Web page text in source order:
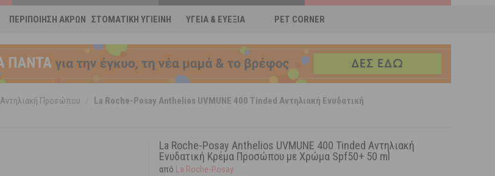
ΠΕΡΙΠΟΊΗΣΗ ΆΚΡΩΝ ΣΤΟΜΑΤΙΚΉ ΥΓΙΕΙΝΉ ΥΓΕΊΑ & ΕΥΕΞΊΑ PET CORNER
Αντηλιακή Προσώπου
La Roche-Posay Anthelios UVMUNE 400 Tinded Αντηλιακή Ενυδατική
La Roche-Posay Anthelios UVMUNE 400 Tinded Αντηλιακή
Ενυδατική Κρέμα Προσώπου με Χρώμα Spf50+ 50 ml
από La Roche-Posay